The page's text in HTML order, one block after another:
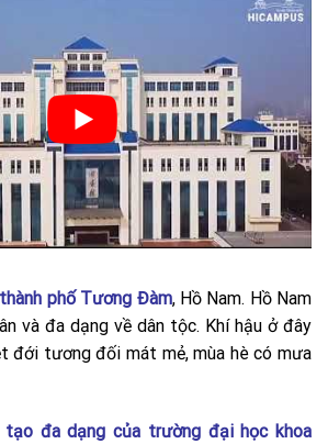
thành phố Tương Đàm, Hồ Nam. Hồ Nam
và đa dạng về dân tộc. Khí hậu ở đây
đới tương đối mát mẻ, mùa hè có mưa
tạo đa dạng của trường đại học khoa